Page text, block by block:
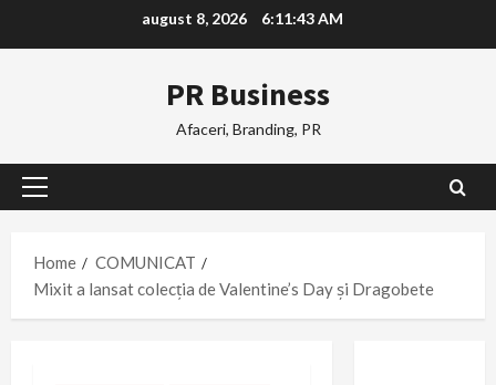
august 8, 2026 6:11:44 AM
PR Business
Afaceri, Branding, PR
Primary
Home
COMUNICAT
Mixit a lansat colecția de Valentine’s Day și Dragobete